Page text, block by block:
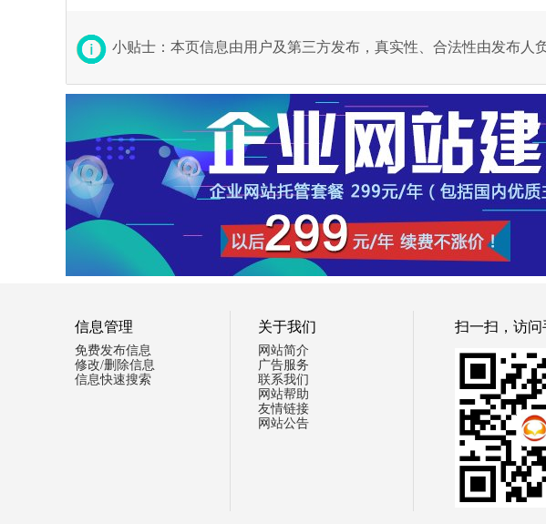
小贴士：本页信息由用户及第三方发布，真实性、合法性由发布人
信息管理
免费发布信息
修改/删除信息
信息快速搜索
关于我们
网站简介
广告服务
联系我们
网站帮助
友情链接
网站公告
扫一扫，访问